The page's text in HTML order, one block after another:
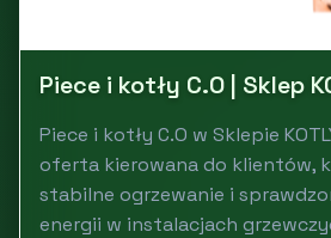
Piece i kotły C.O | Sklep
Piece i kotły C.O w Sklepie
oferta kierowana do klientów,
stabilne ogrzewanie i
energii w instalacjach